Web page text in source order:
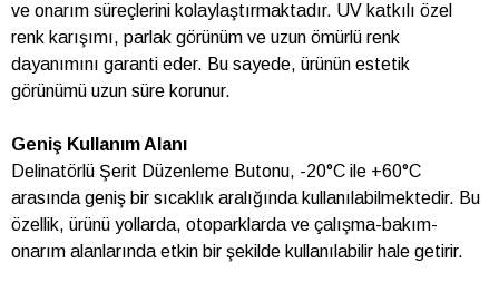
ve onarım süreçlerini kolaylaştırmaktadır. UV katkılı özel
renk karışımı, parlak görünüm ve uzun ömürlü renk
dayanımını garanti eder. Bu sayede, ürünün estetik
görünümü uzun süre korunur.
Geniş Kullanım Alanı
Delinatörlü Şerit Düzenleme Butonu, -20°C ile +60°C
arasında geniş bir sıcaklık aralığında kullanılabilmektedir. Bu
özellik, ürünü yollarda, otoparklarda ve çalışma-bakım-
onarım alanlarında etkin bir şekilde kullanılabilir hale getirir.